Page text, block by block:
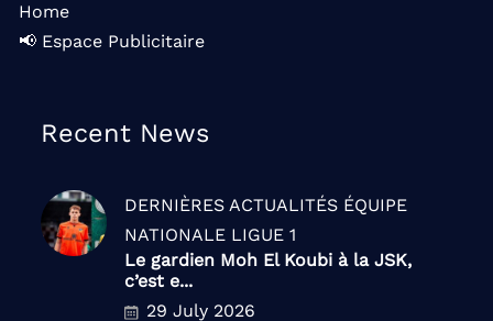
Home
📢 Espace Publicitaire
Recent News
DERNIÈRES ACTUALITÉS ÉQUIPE
NATIONALE LIGUE 1
Le gardien Moh El Koubi à la JSK,
c’est e...
29 July 2026